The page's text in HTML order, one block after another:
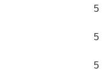
5
5
5